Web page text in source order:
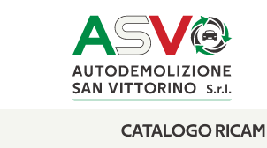
CATALOGO